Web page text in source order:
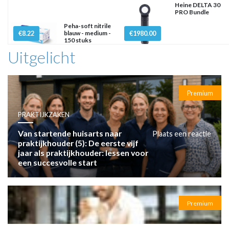
€8.22
Peha-soft nitrile
blauw - medium -
150 stuks
€1980.00
Heine DELTA 30
PRO Bundle
Uitgelicht
Premium
PRAKTIJKZAKEN
Van startende huisarts naar
praktijkhouder (5): De eerste vijf
jaar als praktijkhouder: lessen voor
een succesvolle start
Plaats een reactie
Premium